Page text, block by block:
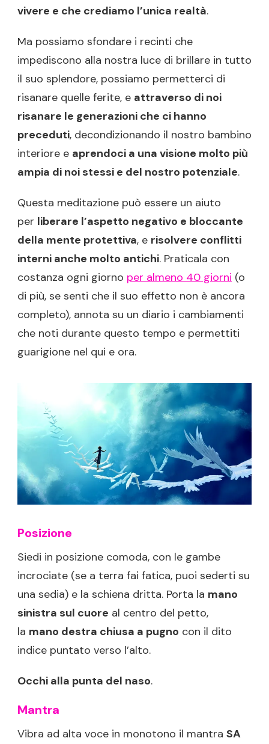
vivere e che crediamo l’unica realtà.
Ma possiamo sfondare i recinti che
impediscono alla nostra luce di brillare in tutto
il suo splendore, possiamo permetterci di
risanare quelle ferite, e attraverso di noi
risanare le generazioni che ci hanno
preceduti, decondizionando il nostro bambino
interiore e aprendoci a una visione molto più
ampia di noi stessi e del nostro potenziale.
Questa meditazione può essere un aiuto
per liberare l’aspetto negativo e bloccante
della mente protettiva, e risolvere conflitti
interni anche molto antichi. Praticala con
costanza ogni giorno per almeno 40 giorni (o
di più, se senti che il suo effetto non è ancora
completo), annota su un diario i cambiamenti
che noti durante questo tempo e permettiti
guarigione nel qui e ora.
Posizione
Siedi in posizione comoda, con le gambe
incrociate (se a terra fai fatica, puoi sederti su
una sedia) e la schiena dritta. Porta la mano
sinistra sul cuore al centro del petto,
la mano destra chiusa a pugno con il dito
indice puntato verso l’alto.
Occhi alla punta del naso.
Mantra
Vibra ad alta voce in monotono il mantra SA